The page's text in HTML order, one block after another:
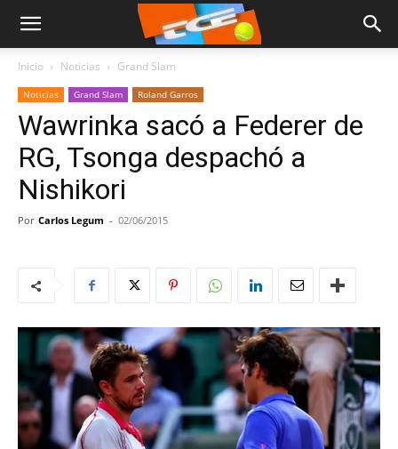
Inicio Noticias Grand Slam
Noticias Grand Slam Roland Garros
Wawrinka sacó a Federer de
RG, Tsonga despachó a
Nishikori
Por Carlos Legum - 02/06/2015